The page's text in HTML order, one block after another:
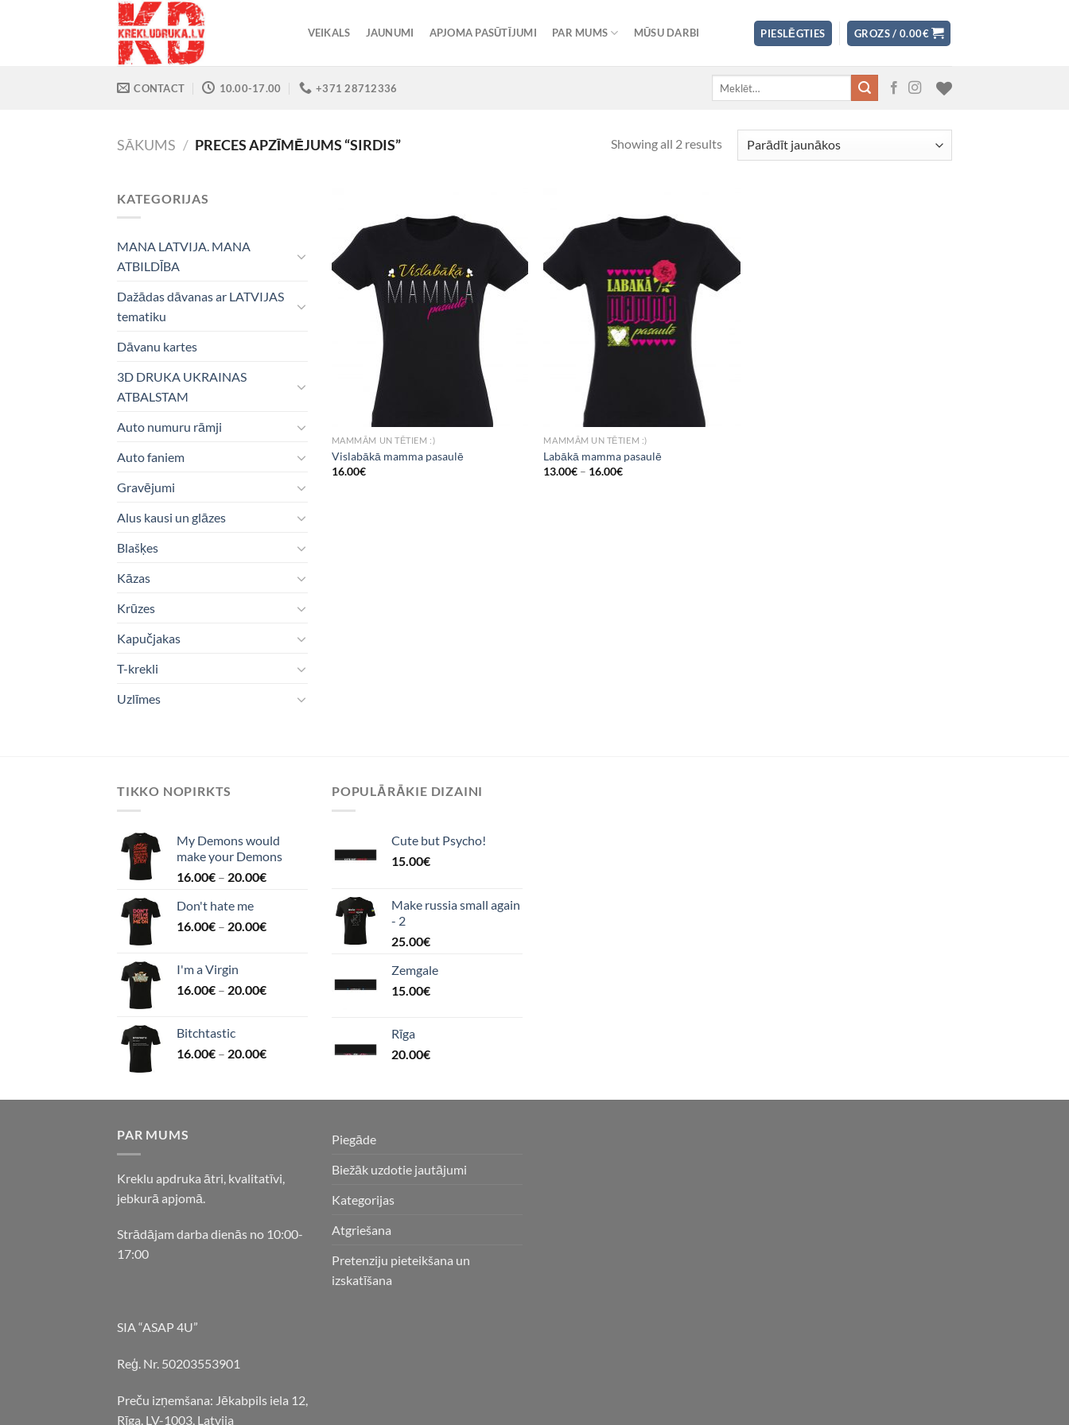
VEIKALS JAUNUMI APJOMA PASŪTĪJUMI PAR MUMS MŪSU DARBI PIESLĒGTIES GROZS /0.00€
CONTACT 10.00-17.00 +371 28712336
SĀKUMS / PRECES APZĪMĒJUMS “SIRDIS” Showing all 2 results
KATEGORIJAS
MANA LATVIJA. MANA
ATBILDĪBA
Dažādas dāvanas ar LATVIJAS
tematiku
Dāvanu kartes
3D DRUKA UKRAINAS
ATBALSTAM
Auto numuru rāmji
Auto faniem
Gravējumi
Alus kausi un glāzes
Blašķes
Kāzas
Krūzes
Kapučjakas
T-krekli
Uzlīmes
MAMMĀM UN TĒTIEM :)
Vislabākā mamma pasaulē
16.00€
MAMMĀM UN TĒTIEM :)
Labākā mamma pasaulē
13.00€ – 16.00€
TIKKO NOPIRKTS
My Demons would
make your Demons
16.00€ – 20.00€
Don't hate me
16.00€ – 20.00€
I'm a Virgin
16.00€ – 20.00€
Bitchtastic
16.00€ – 20.00€
POPULĀRĀKIE DIZAINI
Cute but Psycho!
15.00€
Make russia small again
- 2
25.00€
Zemgale
15.00€
Rīga
20.00€
PAR MUMS
Kreklu apdruka ātri, kvalitatīvi,
jebkurā apjomā.
Strādājam darba dienās no 10:00-
17:00
SIA “ASAP 4U”
Reģ. Nr. 50203553901
Preču izņemšana: Jēkabpils iela 12,
Rīga, LV-1003, Latvija
Piegāde
Biežāk uzdotie jautājumi
Kategorijas
Atgriešana
Pretenziju pieteikšana un
izskatīšana